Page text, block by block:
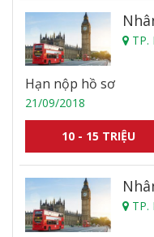
TP.
Hạn nộp hồ sơ
21/09/2018
10 - 15 TRIỆU
TP.